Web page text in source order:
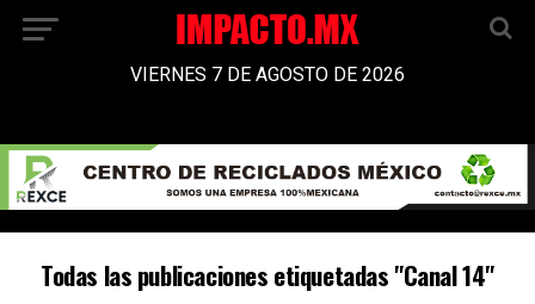
VIERNES 7 DE AGOSTO DE 2026
Todas las publicaciones etiquetadas "Canal 14"